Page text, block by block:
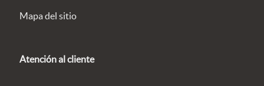
Mapa del sitio
Atención al cliente